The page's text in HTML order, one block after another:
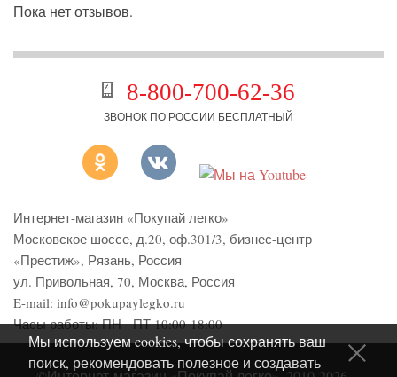
Пока нет отзывов.
8-800-700-62-36
ЗВОНОК ПО РОССИИ БЕСПЛАТНЫЙ
Интернет-магазин «Покупай легко»
Московское шоссе, д.20, оф.301/3, бизнес-центр
«Престиж», Рязань, Россия
ул. Привольная, 70, Москва, Россия
E-mail: info@pokupaylegko.ru
Часы работы:ПН - ПТ 10:00-18:00
Мы используем cookies, чтобы сохранять ваш
поиск, рекомендовать полезное и создавать